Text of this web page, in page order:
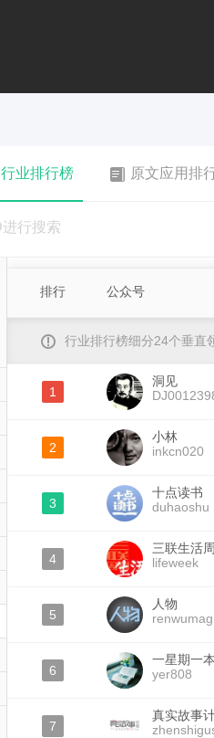
行业排行榜 原文应用排
排行 公众号
行业排行榜细分24个垂直
1
洞见
2
小林
inkcn020
3
十点读书
duhaoshu
4
三联生活
lifeweek
5
人物
6
一星期一
yer808
7
真实故事